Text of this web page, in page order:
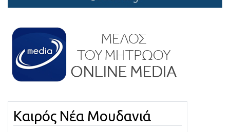
Καιρός Νέα Μουδανιά